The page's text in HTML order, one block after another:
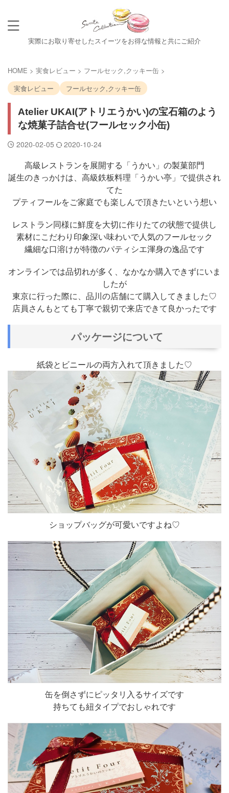
実際にお取り寄せしたスイーツをお得な情報と共にご紹介
HOME > 実食レビュー > フールセック,クッキー缶 >
実食レビュー
フールセック,クッキー缶
Atelier UKAI(アトリエうかい)の宝石箱のよう
な焼菓子詰合せ(フールセック小缶)
2020-02-05 2020-10-24
高級レストランを展開する「うかい」の製菓部門
誕生のきっかけは、高級鉄板料理「うかい亭」で提供され
てた
プティフールをご家庭でも楽しんで頂きたいという想い
レストラン同様に鮮度を大切に作りたての状態で提供し
素材にこだわり印象深い味わいで人気のフールセック
繊細な口溶けが特徴のパティシエ渾身の逸品です
オンラインでは品切れが多く、なかなか購入できずにいま
したが
東京に行った際に、品川の店舗にて購入してきました♡
店員さんもとても丁寧で親切で来店できて良かったです
パッケージについて
紙袋とビニールの両方入れて頂きました♡
ショップバッグが可愛いですよね♡
缶を倒さずにピッタリ入るサイズです
持ちても紐タイプでおしゃれです